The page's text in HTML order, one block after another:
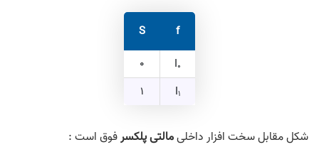
f
S
I0
0
I1
1
شکل مقابل سخت افزار داخلیمالتی پلکسرفوق است :